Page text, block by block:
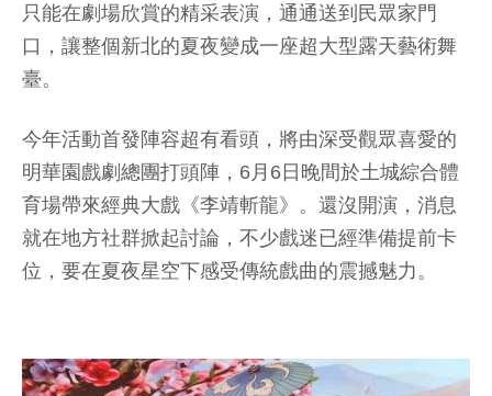
只能在劇場欣賞的精采表演，通通送到民眾家門
口，讓整個新北的夏夜變成一座超大型露天藝術舞
臺。
今年活動首發陣容超有看頭，將由深受觀眾喜愛的
明華園戲劇總團打頭陣，6月6日晚間於土城綜合體
育場帶來經典大戲《李靖斬龍》。還沒開演，消息
就在地方社群掀起討論，不少戲迷已經準備提前卡
位，要在夏夜星空下感受傳統戲曲的震撼魅力。